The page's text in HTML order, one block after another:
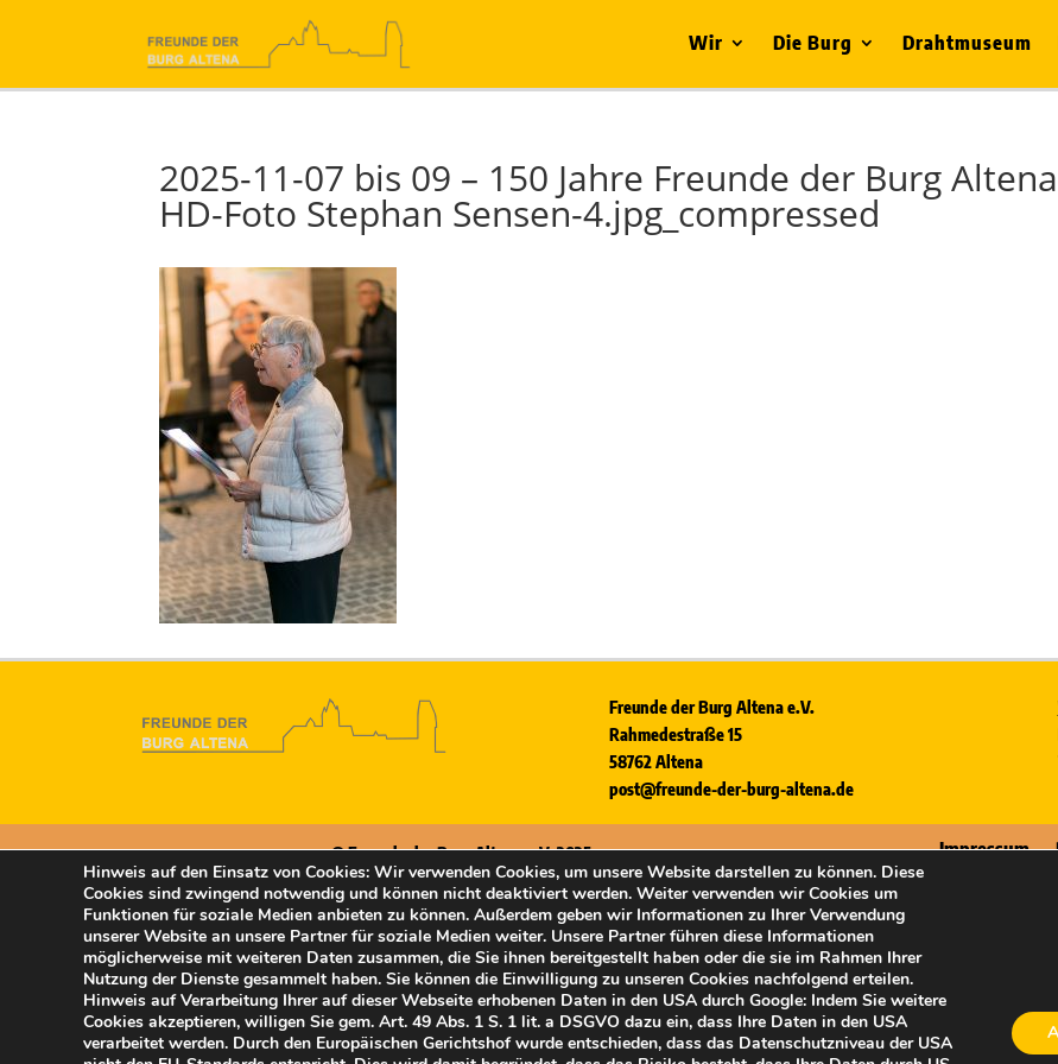
Wir Die Burg Drahtmuseum
2025-11-07 bis 09 – 150 Jahre Freunde der Burg
HD-Foto Stephan Sensen-4.jpg_compressed
Freunde der Burg Altena e.V.
Rahmedestraße 15
58762 Altena
post@freunde-der-burg-altena.de
© Freunde der Burg Altena e.V. 2025 Impressum
Hinweis auf den Einsatz von Cookies: Wir verwenden Cookies, um unsere Website darstellen zu können. Diese
Cookies sind zwingend notwendig und können nicht deaktiviert werden. Weiter verwenden wir Cookies um
Funktionen für soziale Medien anbieten zu können. Außerdem geben wir Informationen zu Ihrer Verwendung
unserer Website an unsere Partner für soziale Medien weiter. Unsere Partner führen diese Informationen
möglicherweise mit weiteren Daten zusammen, die Sie ihnen bereitgestellt haben oder die sie im Rahmen Ihrer
Nutzung der Dienste gesammelt haben. Sie können die Einwilligung zu unseren Cookies nachfolgend erteilen.
Hinweis auf Verarbeitung Ihrer auf dieser Webseite erhobenen Daten in den USA durch Google: Indem Sie weitere
Cookies akzeptieren, willigen Sie gem. Art. 49 Abs. 1 S. 1 lit. a DSGVO dazu ein, dass Ihre Daten in den USA
verarbeitet werden. Durch den Europäischen Gerichtshof wurde entschieden, dass das Datenschutzniveau der USA